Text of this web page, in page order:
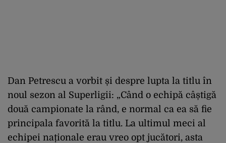
Dan Petrescu a vorbit și despre lupta la titlu în
noul sezon al Superligii: „Când o echipă câștigă
două campionate la rând, e normal ca ea să fie
principala favorită la titlu. La ultimul meci al
echipei naționale erau vreo opt jucători, asta